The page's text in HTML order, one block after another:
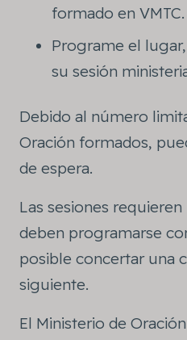
formado en VMTC.
Programe el
su sesión
Debido al número
Oración formados,
de espera.
Las sesiones
deben programarse
posible concertar una
siguiente.
El Ministerio de